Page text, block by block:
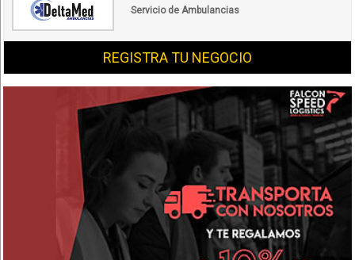
Servicio de Ambulancias
REGISTRA TU NEGOCIO